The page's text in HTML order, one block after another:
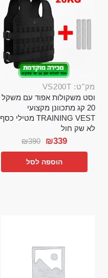
מק"ט: VS200T
וסט משקולות אפוד עם משקל
20 קג מתכוונן מקצועי
TRAINING VEST מטילי כסף
לא שק חול
₪390 ₪339
הוספה לסל